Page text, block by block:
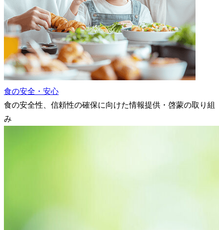
食の安全・安心
食の安全性、信頼性の確保に向けた情報提供・啓蒙の取り組
み